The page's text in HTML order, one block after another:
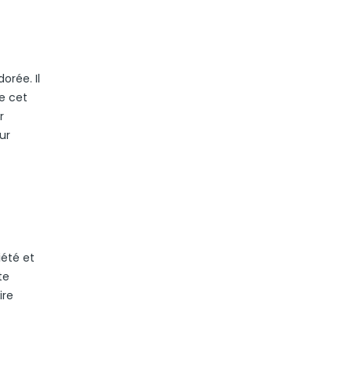
Il
cet
et